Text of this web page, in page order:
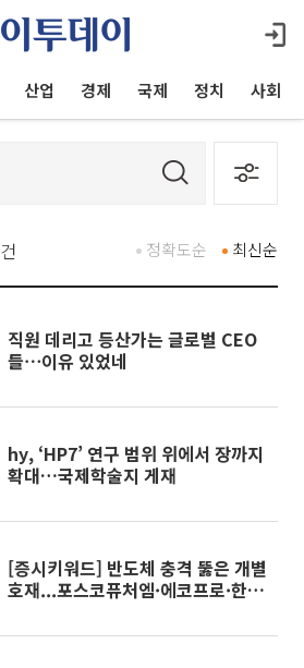
산업 경제 국제 정치 사회
건 최신순
정확도순
직원 데리고 등산가는 글로벌 CEO
들⋯이유 있었네
hy, ‘HP7’ 연구 범위 위에서 장까지
확대…국제학술지 게재
[증시키워드] 반도체 충격 뚫은 개별
호재...포스코퓨처엠·에코프로·한